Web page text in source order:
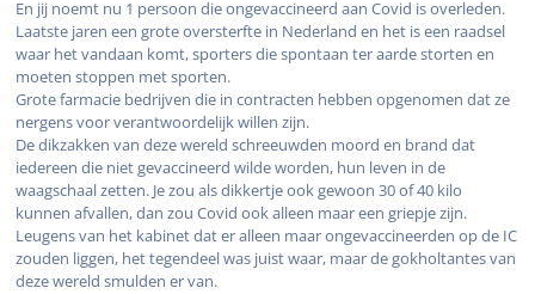
En jij noemt nu 1 persoon die ongevaccineerd aan Covid is overleden.
Laatste jaren een grote oversterfte in Nederland en het is een raadsel
waar het vandaan komt, sporters die spontaan ter aarde storten en
moeten stoppen met sporten.
Grote farmacie bedrijven die in contracten hebben opgenomen dat ze
nergens voor verantwoordelijk willen zijn.
De dikzakken van deze wereld schreeuwden moord en brand dat
iedereen die niet gevaccineerd wilde worden, hun leven in de
waagschaal zetten. Je zou als dikkertje ook gewoon 30 of 40 kilo
kunnen afvallen, dan zou Covid ook alleen maar een griepje zijn.
Leugens van het kabinet dat er alleen maar ongevaccineerden op de IC
zouden liggen, het tegendeel was juist waar, maar de gokholtantes van
deze wereld smulden er van.